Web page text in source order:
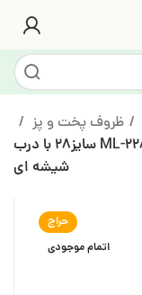
ظروف پخت و پز
تابه دو دسته زرساب مدل ملورین ML-228TG سایز28 با درب
شیشه ای
حراج
اتمام موجودی